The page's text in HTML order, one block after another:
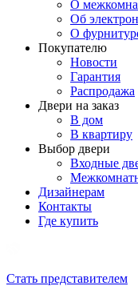
О
Об
О
Покупателю
Новости
Гарантия
Распродажа
Двери на заказ
В дом
В квартиру
Выбор двери
Входные
Дизайнерам
Контакты
Где купить
Стать представителем